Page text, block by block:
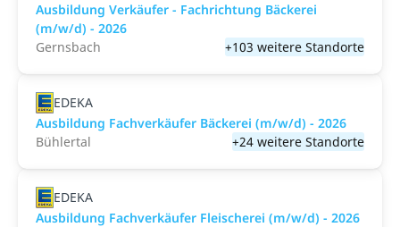
Ausbildung Verkäufer - Fachrichtung Bäckerei
(m/w/d) - 2026
Gernsbach
+103 weitere Standorte
EDEKA
Ausbildung Fachverkäufer Bäckerei (m/w/d) - 2026
Bühlertal
+24 weitere Standorte
EDEKA
Ausbildung Fachverkäufer Fleischerei (m/w/d) - 2026